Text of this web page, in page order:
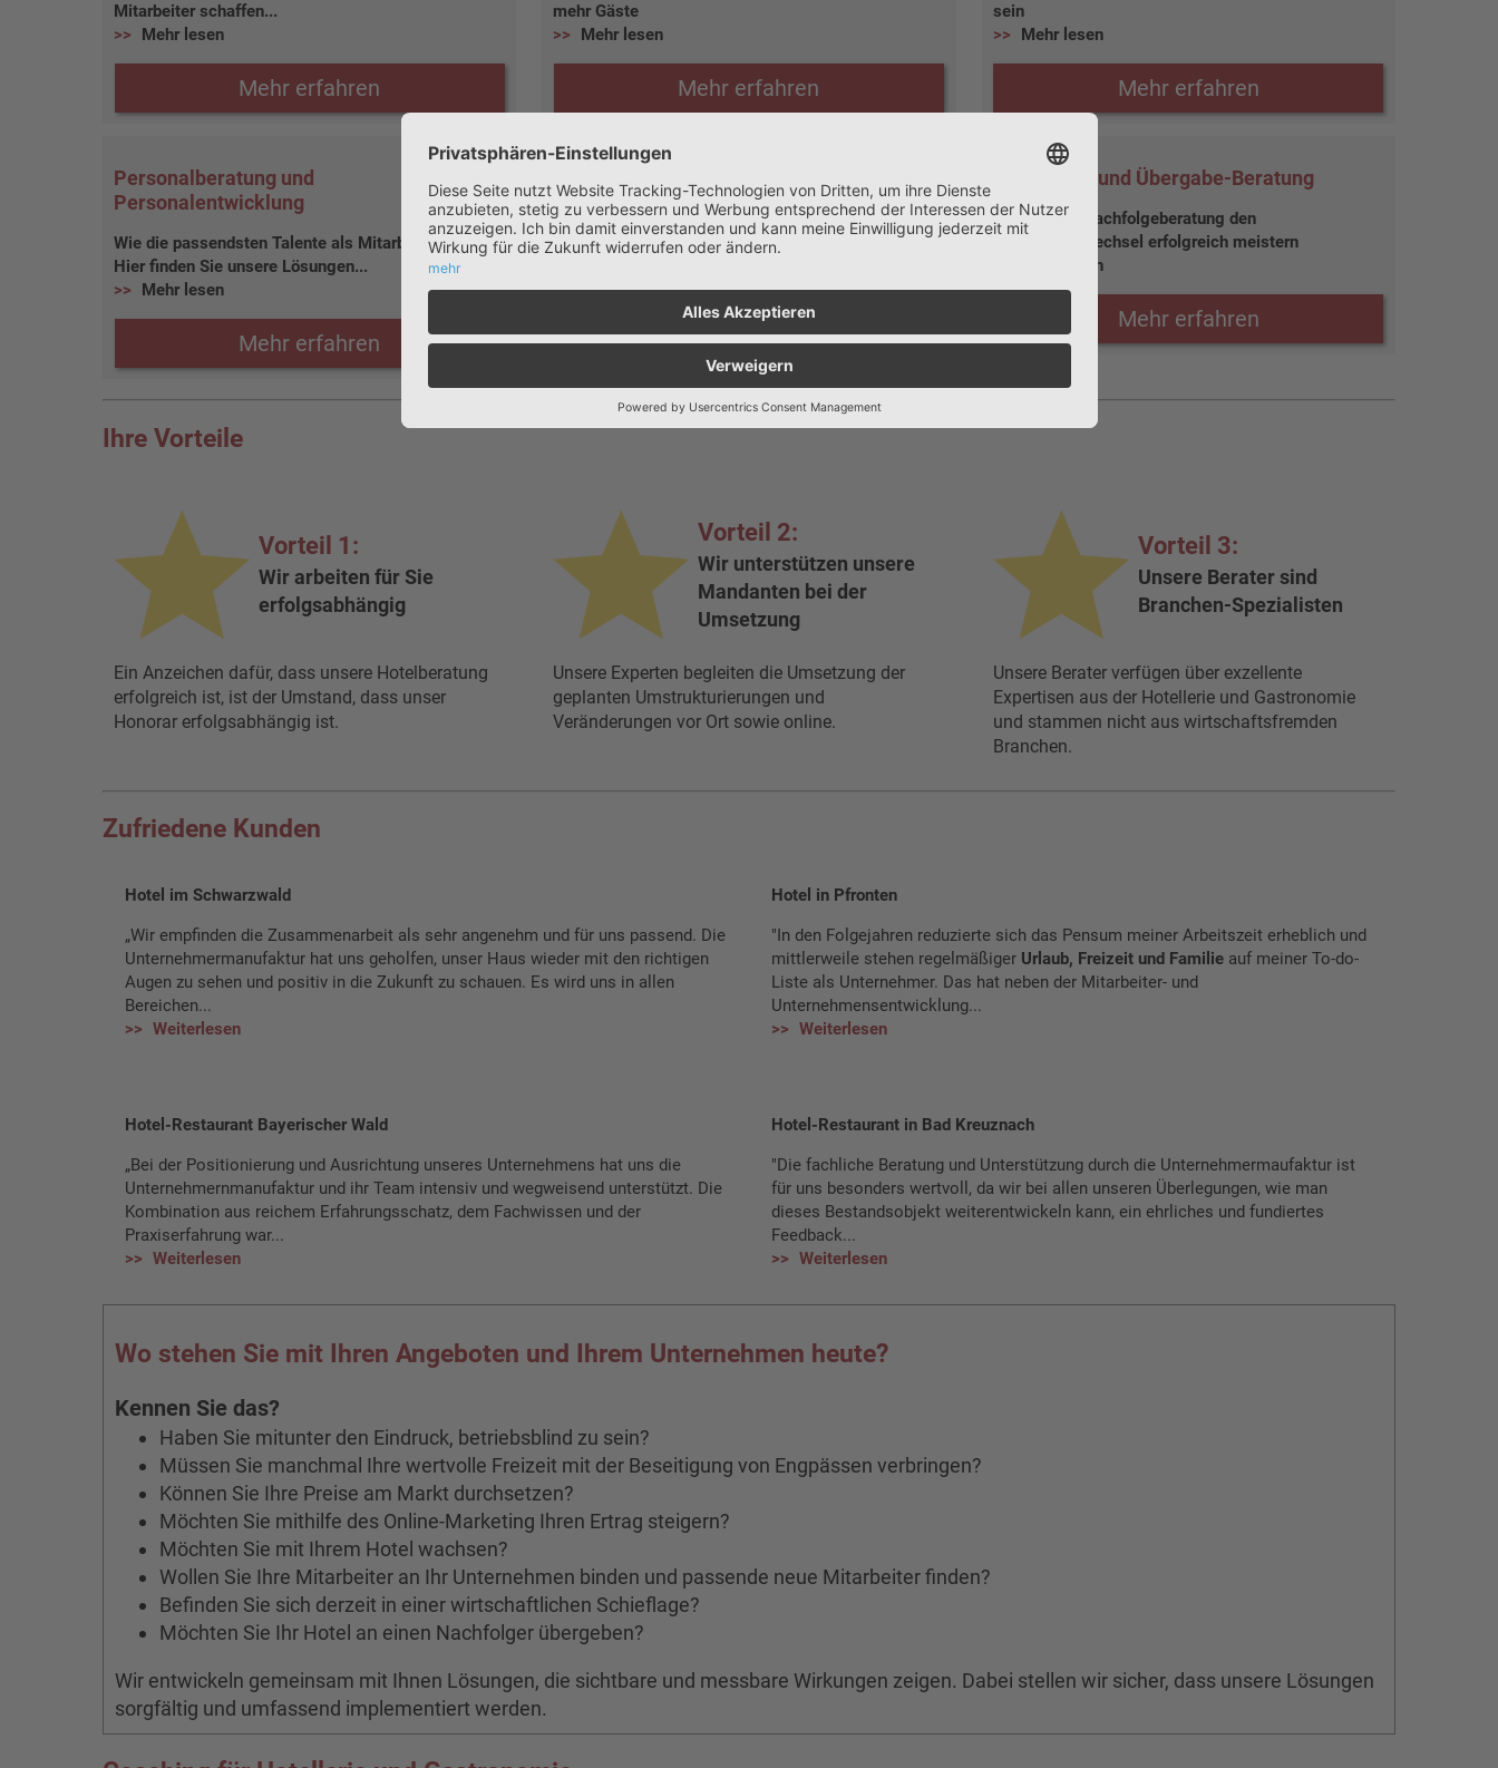
Mitarbeiter schaffen...
Mehr lesen
Mehr erfahren
mehr Gäste
Mehr lesen
Mehr erfahren
sein
Mehr lesen
Mehr erfahren
Personalberatung und
Personalentwicklung
Wie die passendsten Talente als Mitarbeiter finden?
Hier finden Sie unsere Lösungen...
Mehr lesen
Mehr erfahren
Restrukturierungs- und
Sanierungsberatung
Hilfe bei der Umsetzung einer Restrukturierung und
Mehr lesen
Mehr erfahren
Nachfolge- und Übergabe-Beratung
Mit unserer Nachfolgeberatung den
Generationswechsel erfolgreich meistern
Mehr lesen
Mehr erfahren
Ihre Vorteile
Vorteil 1:
Wir arbeiten für Sie
erfolgsabhängig
Ein Anzeichen dafür, dass unsere Hotelberatung
erfolgreich ist, ist der Umstand, dass unser
Honorar erfolgsabhängig ist.
Vorteil 2:
Wir unterstützen unsere
Mandanten bei der
Umsetzung
Unsere Experten begleiten die Umsetzung der
geplanten Umstrukturierungen und
Veränderungen vor Ort sowie online.
Vorteil 3:
Unsere Berater sind
Branchen-Spezialisten
Unsere Berater verfügen über exzellente
Expertisen aus der Hotellerie und Gastronomie
und stammen nicht aus wirtschaftsfremden
Branchen.
Zufriedene Kunden
Hotel im Schwarzwald
„Wir empfinden die Zusammenarbeit als sehr angenehm und für uns passend. Die
Unternehmermanufaktur hat uns geholfen, unser Haus wieder mit den richtigen
Augen zu sehen und positiv in die Zukunft zu schauen. Es wird uns in allen
Bereichen...
Weiterlesen
Hotel in Pfronten
"In den Folgejahren reduzierte sich das Pensum meiner Arbeitszeit erheblich und
mittlerweile stehen regelmäßiger Urlaub, Freizeit und Familie auf meiner To-do-
Liste als Unternehmer. Das hat neben der Mitarbeiter- und
Unternehmensentwicklung...
Weiterlesen
Hotel-Restaurant Bayerischer Wald
„Bei der Positionierung und Ausrichtung unseres Unternehmens hat uns die
Unternehmernmanufaktur und ihr Team intensiv und wegweisend unterstützt. Die
Kombination aus reichem Erfahrungsschatz, dem Fachwissen und der
Praxiserfahrung war...
Weiterlesen
Hotel-Restaurant in Bad Kreuznach
"Die fachliche Beratung und Unterstützung durch die Unternehmermaufaktur ist
für uns besonders wertvoll, da wir bei allen unseren Überlegungen, wie man
dieses Bestandsobjekt weiterentwickeln kann, ein ehrliches und fundiertes
Feedback...
Weiterlesen
Wo stehen Sie mit Ihren Angeboten und Ihrem Unternehmen heute?
Kennen Sie das?
Haben Sie mitunter den Eindruck, betriebsblind zu sein?
Müssen Sie manchmal Ihre wertvolle Freizeit mit der Beseitigung von Engpässen verbringen?
Können Sie Ihre Preise am Markt durchsetzen?
Möchten Sie mithilfe des Online-Marketing Ihren Ertrag steigern?
Möchten Sie mit Ihrem Hotel wachsen?
Wollen Sie Ihre Mitarbeiter an Ihr Unternehmen binden und passende neue Mitarbeiter finden?
Befinden Sie sich derzeit in einer wirtschaftlichen Schieflage?
Möchten Sie Ihr Hotel an einen Nachfolger übergeben?
Wir entwickeln gemeinsam mit Ihnen Lösungen, die sichtbare und messbare Wirkungen zeigen. Dabei stellen wir sicher, dass unsere Lösungen
sorgfältig und umfassend implementiert werden.